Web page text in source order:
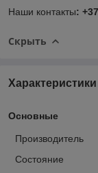
Наши контакты:
Скрыть
Характеристики
Основные
Производитель
Состояние